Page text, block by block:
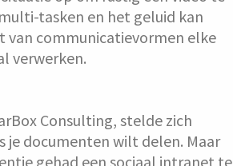
tasken en het geluid kan
van communicatievormen elke
verwerken.
Consulting, stelde zich
je documenten wilt delen. Maar
gehad een sociaal intranet te